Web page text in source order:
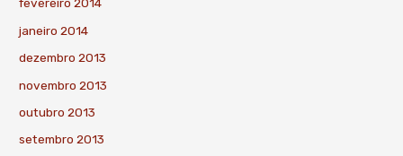
fevereiro 2014
janeiro 2014
dezembro 2013
novembro 2013
outubro 2013
setembro 2013